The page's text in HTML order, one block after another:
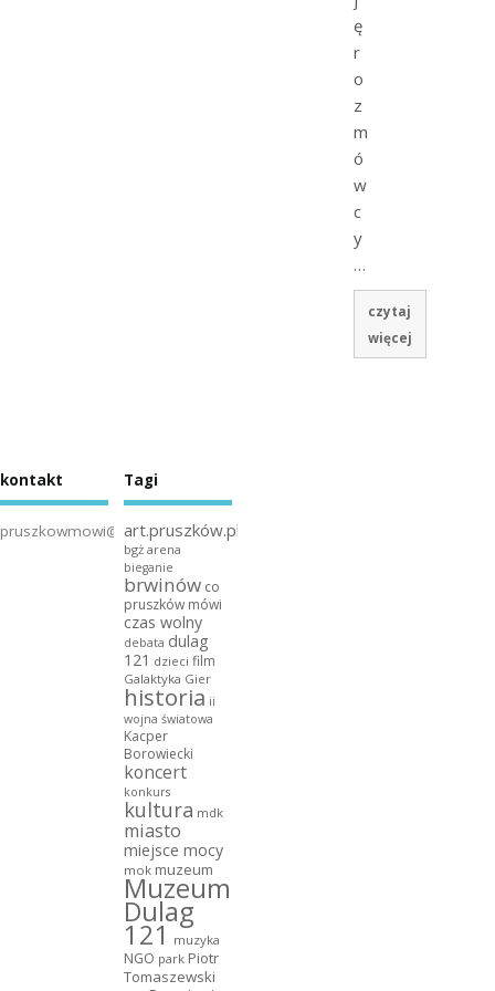
ę
r
o
z
m
ó
w
c
y
…
czytaj
więcej
kontakt
pruszkowmowi@gmail.com
Tagi
art.pruszków.pl
bgż arena
bieganie
brwinów co
pruszków mówi
czas wolny
debata dulag
121 dzieci film
Galaktyka Gier
historia ii
wojna światowa
Kacper
Borowiecki
koncert
konkurs
kultura mdk
miasto
miejsce mocy
mok muzeum
Muzeum
Dulag
121 muzyka
NGO park Piotr
Tomaszewski